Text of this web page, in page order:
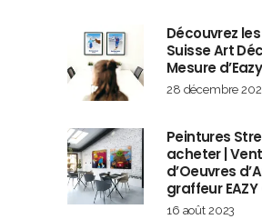
Découvrez
Suisse Art
Mesure
28 décembre
Peintures
acheter |
d’Oeuvres
graffeur EAZY
16 août 2023